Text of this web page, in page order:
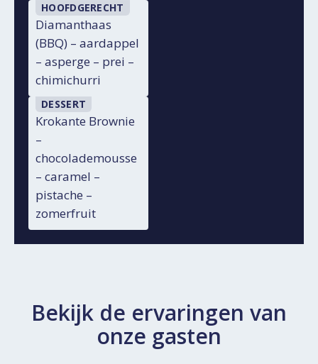
HOOFDGERECHT
Diamanthaas
(BBQ) – aardappel
– asperge – prei –
chimichurri
DESSERT
Krokante Brownie
–
chocolademousse
– caramel –
pistache –
zomerfruit
Bekijk de ervaringen van
onze gasten